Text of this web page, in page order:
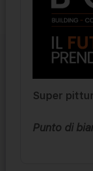
Super
Punto di